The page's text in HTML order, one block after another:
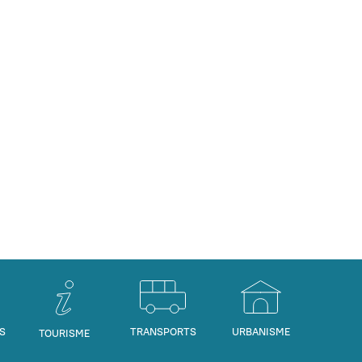
TOURISME TRANSPORTS URBANISME